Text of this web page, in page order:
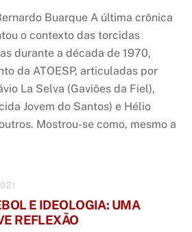
Buarque A última crônica
o contexto das torcidas
durante a década de 1970,
da ATOESP, articuladas por
La Selva (Gaviões da Fiel),
Jovem do Santos) e Hélio
Mostrou-se como, mesmo a
E IDEOLOGIA: UMA
REFLEXÃO